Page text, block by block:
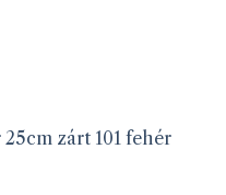
zárt 101 fehér